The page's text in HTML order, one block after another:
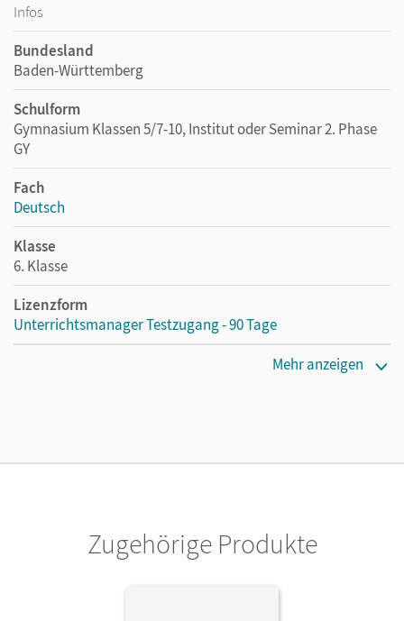
Infos
Bundesland
Baden-Württemberg
Schulform
Gymnasium Klassen 5/7-10, Institut oder Seminar 2. Phase
GY
Fach
Deutsch
Klasse
6. Klasse
Lizenzform
Unterrichtsmanager Testzugang - 90 Tage
Unterrichtsmanager 90 Tage lang zu testen.
Mehr anzeigen
Zugehörige Produkte